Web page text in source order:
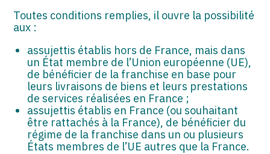
Toutes conditions remplies, il ouvre la possibilité
aux :
assujettis établis hors de France, mais dans
un État membre de l’Union européenne (UE),
de bénéficier de la franchise en base pour
leurs livraisons de biens et leurs prestations
de services réalisées en France ;
assujettis établis en France (ou souhaitant
être rattachés à la France), de bénéficier du
régime de la franchise dans un ou plusieurs
États membres de l’UE autres que la France.